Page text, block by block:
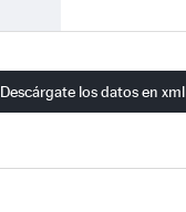
Descárgate los datos en xml